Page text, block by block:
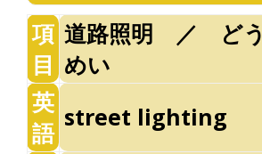
項
目
道路照明 ／ どう
めい
英
語
street lighting